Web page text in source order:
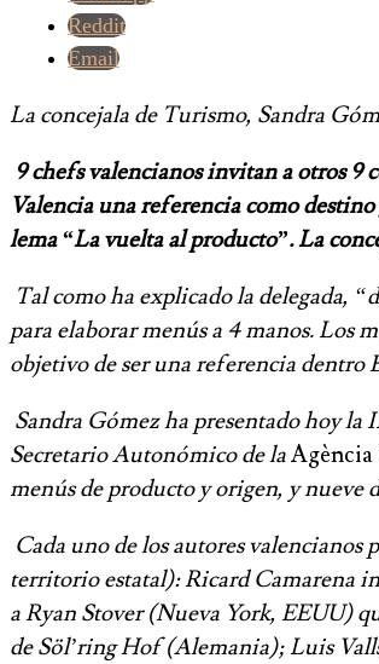
Reddit
Email
La concejala de Turismo, Sandra
9 chefs valencianos invitan a otros 9
Valencia una referencia como
lema “La vuelta al producto”. La
Tal como ha explicado la delegada,
para elaborar menús a 4 manos. Los
objetivo de ser una referencia dentro
Sandra Gómez ha presentado hoy
Secretario Autonómico de laAgència
menús de producto y origen, y nueve
Cada uno de los autores
territorio estatal): Ricard Camarena
a Ryan Stover (Nueva York, EEUU)
de Söl’ring Hof (Alemania); Luis